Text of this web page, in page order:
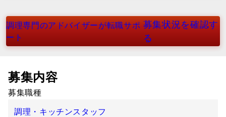
調理専門のアドバイザーが転職サポ
ート
募集状況を確認す
る
募集内容
募集職種
調理・キッチンスタッフ